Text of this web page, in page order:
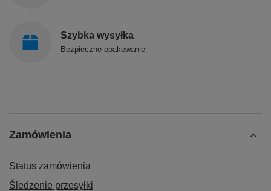
Szybka wysyłka
Bezpieczne opakowanie
Zamówienia
Status zamówienia
Śledzenie przesyłki